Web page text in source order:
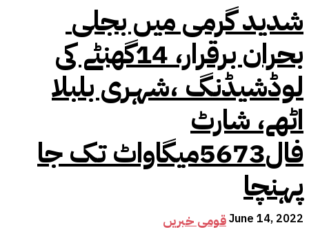
شدید گرمی میں بجلی
بحران برقرار، 14گھنٹے کی
لوڈشیڈنگ ،شہری بلبلا
اٹھے، شارٹ
فال5673میگاواٹ تک جا
پہنچا
قومی خبریںJune 14, 2022